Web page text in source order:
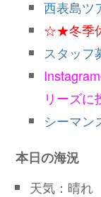
西表島ツ
☆★冬季
スタッフ
リーズに
シーマン
本日の海況
天気：晴れ